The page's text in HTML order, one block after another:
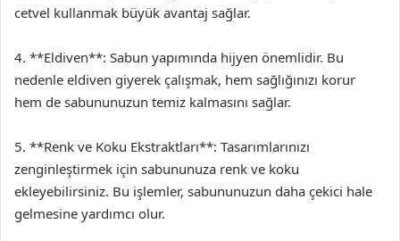
cetvel kullanmak büyük avantaj sağlar.
4. **Eldiven**: Sabun yapımında hijyen önemlidir. Bu
nedenle eldiven giyerek çalışmak, hem sağlığınızı korur
hem de sabununuzun temiz kalmasını sağlar.
5. **Renk ve Koku Ekstraktları**: Tasarımlarınızı
zenginleştirmek için sabununuza renk ve koku
ekleyebilirsiniz. Bu işlemler, sabununuzun daha çekici hale
gelmesine yardımcı olur.